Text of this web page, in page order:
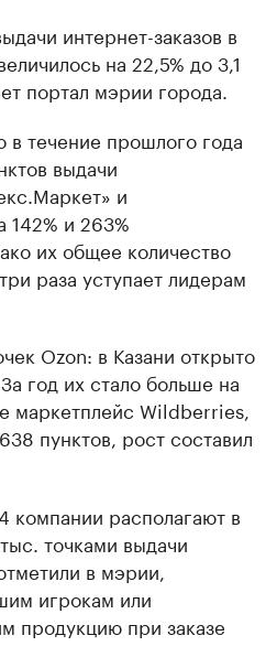
интернет-заказов в
на 22,5% до 3,1
портал мэрии города.
в течение прошлого года
выдачи
и
142% и 263%
их общее количество
раза уступает лидерам
Ozon: в Казани открыто
год их стало больше на
маркетплейс Wildberries,
пунктов, рост составил
компании располагают в
точками выдачи
в мэрии,
игрокам или
продукцию при заказе